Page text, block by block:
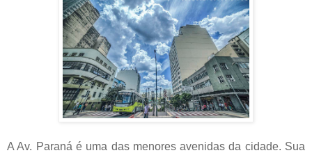
A Av. Paraná é uma das menores avenidas da cidade. Sua